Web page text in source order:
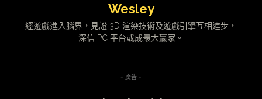
Wesley
經遊戲進入腦界，見證 3D 渲染技術及遊戲引擎互相進步，
深信 PC 平台或成最大贏家。
- 廣告 -